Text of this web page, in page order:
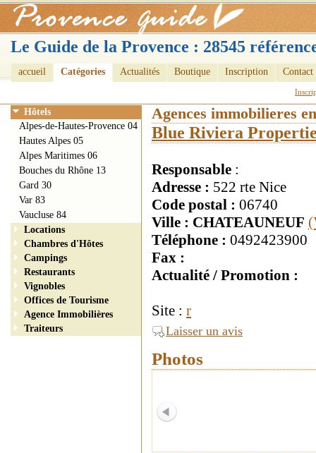
Le Guide de la Provence : 28545
accueil Catégories Actualités Boutique Inscription Contact
Agences immobilieres
Blue Riviera
Responsable :
Adresse : 522 rte Nice
Code postal : 06740
Ville : CHATEAUNEUF
Téléphone : 0492423900
Fax :
Actualité / Promotion :
Site : r
Laisser un avis
Photos
Hôtels
Alpes-de-Hautes-Provence 04
Hautes Alpes 05
Alpes Maritimes 06
Bouches du Rhône 13
Gard 30
Var 83
Vaucluse 84
Locations
Chambres d'Hôtes
Campings
Restaurants
Vignobles
Offices de Tourisme
Agence Immobilières
Traiteurs